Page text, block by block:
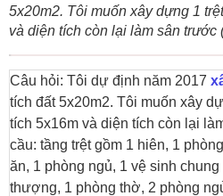
5x20m2. Tôi muốn xây dựng 1
và diện tích còn lại làm sân trước
Câu hỏi: Tôi dự định năm 2017
tích đất 5x20m2. Tôi muốn xây
tích 5x16m và diện tích còn lại
cầu: tầng trệt gồm 1 hiên, 1
ăn, 1 phòng ngủ, 1 vệ sinh
thượng, 1 phòng thờ, 2 phòng